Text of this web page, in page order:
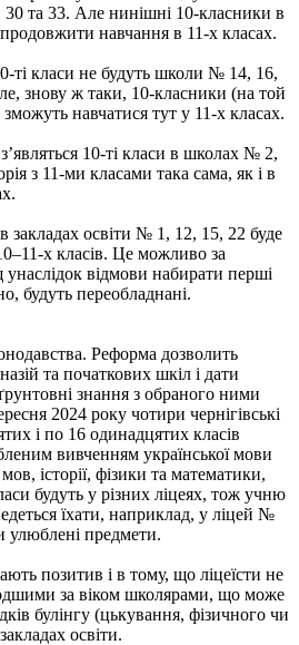
та 33. Але нинішні 10-класники в
навчання в 11-х класах.
ті класи не будуть школи № 14, 16,
знову ж таки, 10-класники (на той
навчатися тут у 11-х класах.
10-ті класи в школах № 2,
з 11-ми класами така сама, як і в
закладах освіти № 1, 12, 15, 22 буде
х класів. Це можливо за
відмови набирати перші
будуть переобладнані.
Реформа дозволить
та початкових шкіл і дати
знання з обраного ними
2024 року чотири чернігівські
і по 16 одинадцятих класів
вивченням української мови
історії, фізики та математики,
будуть у різних ліцеях, тож учню
їхати, наприклад, у ліцей №
улюблені предмети.
позитив і в тому, що ліцеїсти не
за віком школярами, що може
булінгу (цькування, фізичного чи
освіти.